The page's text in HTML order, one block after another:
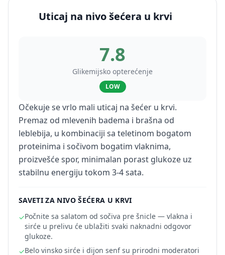
Uticaj na nivo šećera u krvi
7.8
Glikemijsko opterećenje
LOW
Očekuje se vrlo mali uticaj na šećer u krvi.
Premaz od mlevenih badema i brašna od
leblebija, u kombinaciji sa teletinom bogatom
proteinima i sočivom bogatim vlaknima,
proizvešće spor, minimalan porast glukoze uz
stabilnu energiju tokom 3-4 sata.
SAVETI ZA NIVO ŠEĆERA U KRVI
✓Počnite sa salatom od sočiva pre šnicle — vlakna i
sirće u prelivu će ublažiti svaki naknadni odgovor
glukoze.
✓Belo vinsko sirće i dijon senf su prirodni moderatori